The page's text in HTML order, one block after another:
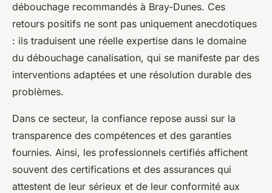
débouchage recommandés à Bray-Dunes. Ces
retours positifs ne sont pas uniquement anecdotiques
: ils traduisent une réelle expertise dans le domaine
du débouchage canalisation, qui se manifeste par des
interventions adaptées et une résolution durable des
problèmes.
Dans ce secteur, la confiance repose aussi sur la
transparence des compétences et des garanties
fournies. Ainsi, les professionnels certifiés affichent
souvent des certifications et des assurances qui
attestent de leur sérieux et de leur conformité aux